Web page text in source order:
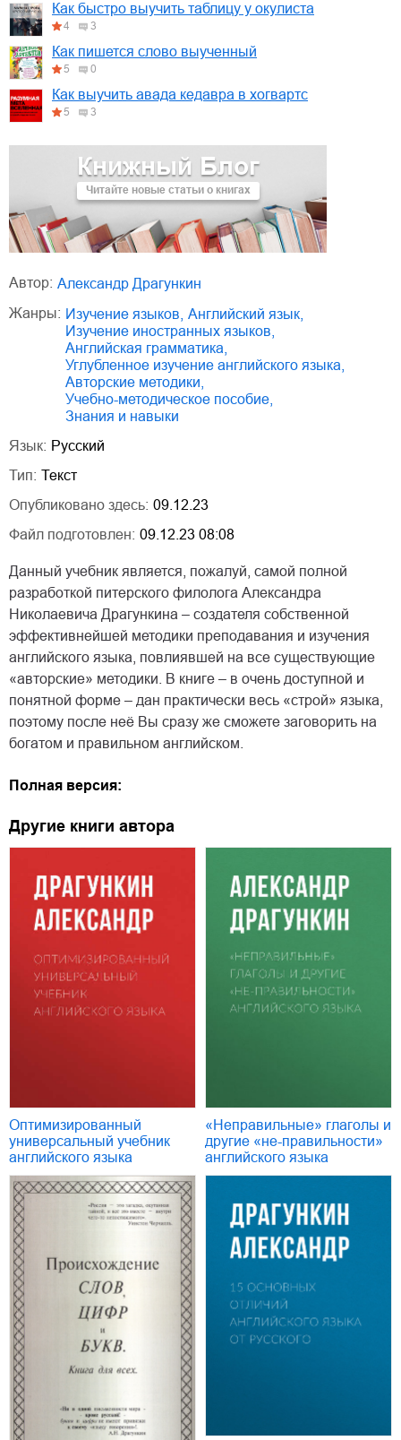
Книжный Блог
Читайте новые статьи о книгах
Как быстро выучить таблицу у окулиста
4 3
Как пишется слово выученный
5 0
Как выучить авада кедавра в хогвартс
5 3
Автор:
Александр Драгункин
Жанры:
изучение языков английский язык
изучение иностранных языков
английская грамматика
углубленное изучение английского языка
авторские методики
учебно-методическое пособие
знания и навыки
Язык: Русский
Тип: Текст
Опубликовано здесь: 09.12.23
Файл подготовлен: 09.12.23 08:08
Данный учебник является, пожалуй, самой полной
разработкой питерского филолога Александра
Николаевича Драгункина – создателя собственной
эффективнейшей методики преподавания и изучения
английского языка, повлиявшей на все существующие
«авторские» методики. В книге – в очень доступной и
понятной форме – дан практически весь «строй» языка,
поэтому после неё Вы сразу же сможете заговорить на
богатом и правильном английском.
Полная версия:
Другие книги автора
Оптимизированный
универсальный учебник
английского языка
«Неправильные» глаголы и
другие «не-правильности»
английского языка